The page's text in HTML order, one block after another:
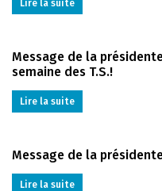
Lire la suite
Message de la
semaine des T.S.!
Lire la suite
Message de la
Lire la suite